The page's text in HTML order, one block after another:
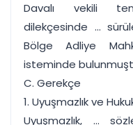
Davalı vekili
dilekçesinde ...
Bölge Adliye
isteminde
C. Gerekçe
1. Uyuşmazlık ve
Uyuşmazlık, ...